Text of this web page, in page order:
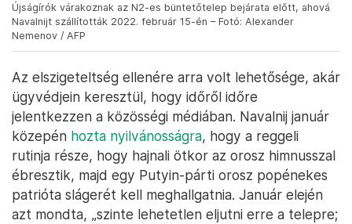
Újságírók várakoznak az N2-es büntetőtelep bejárata előtt, ahová
Navalnijt szállították 2022. február 15-én – Fotó: Alexander
Nemenov / AFP
Az elszigeteltség ellenére arra volt lehetősége, akár
ügyvédjein keresztül, hogy időről időre
jelentkezzen a közösségi médiában. Navalnij január
közepén hozta nyilvánosságra, hogy a reggeli
rutinja része, hogy hajnali ötkor az orosz himnusszal
ébresztik, majd egy Putyin-párti orosz popénekes
patrióta slágerét kell meghallgatnia. Január elején
azt mondta, „szinte lehetetlen eljutni erre a telepre;